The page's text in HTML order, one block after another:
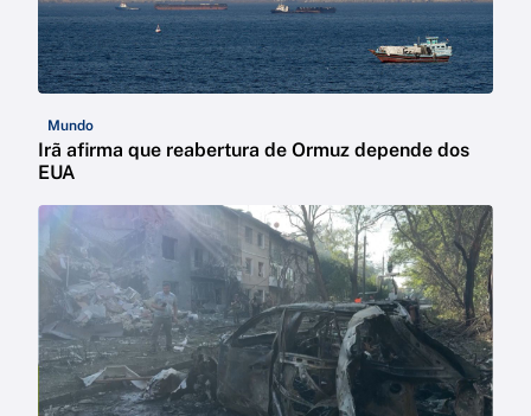
Mundo
Irã afirma que reabertura de Ormuz depende dos
EUA